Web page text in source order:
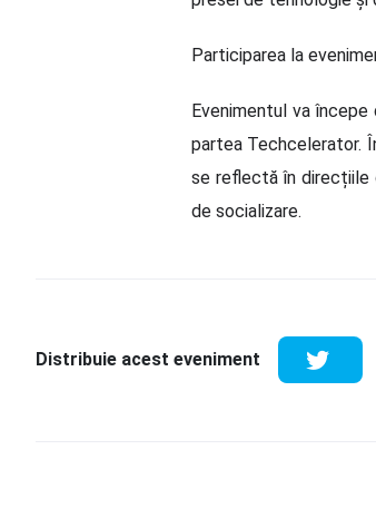
Participarea la
Evenimentul va
partea Techcelerator.
se reflectă în direcțiile
de socializare.
Distribuie acest eveniment